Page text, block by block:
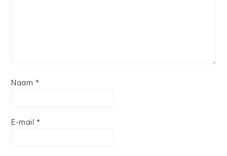
Naam *
E-mail *